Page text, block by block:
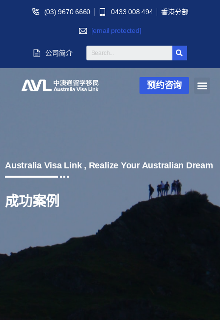
(03) 9670 6660 0433 008 494 香港分部
[email protected]
公司简介
预约咨询
Australia Visa Link , Realize Your Australian Dream
成功案例